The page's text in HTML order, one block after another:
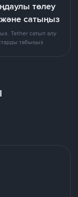
төлеу
және сатыңыз
Tether сатып алу
табыңыз